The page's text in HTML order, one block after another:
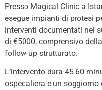
Presso Magical Clinic a
esegue impianti di protesi
interventi documentati nel
di €5000, comprensivo
follow-up strutturato.
L’intervento dura 45-60
ospedaliera e un